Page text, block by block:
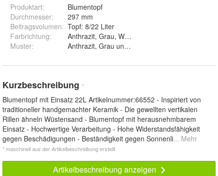
Produktart:
Blumentopf
Durchmesser:
297 mm
Beitragsvolumen: Topf: 8/22 Liter
Farbrichtung:
Anthrazit, Grau, Weiß
Muster: Anthrazit, Grau und Weiß
Kurzbeschreibung *
Blumentopf mit Einsatz 22L Artikelnummer:66552 - Inspiriert von
traditioneller handgemachter Keramik - Die gewellten vertikalen
Rillen ähneln Wüstensand - Blumentopf mit herausnehmbarem
Einsatz - Hochwertige Verarbeitung - Hohe Widerstandsfähigkeit
gegen Beschädigungen - Beständigkeit gegen Sonnenli... Mehr
* maschinell aus der Artikelbeschreibung erstellt
Artikelbeschreibung anzeigen